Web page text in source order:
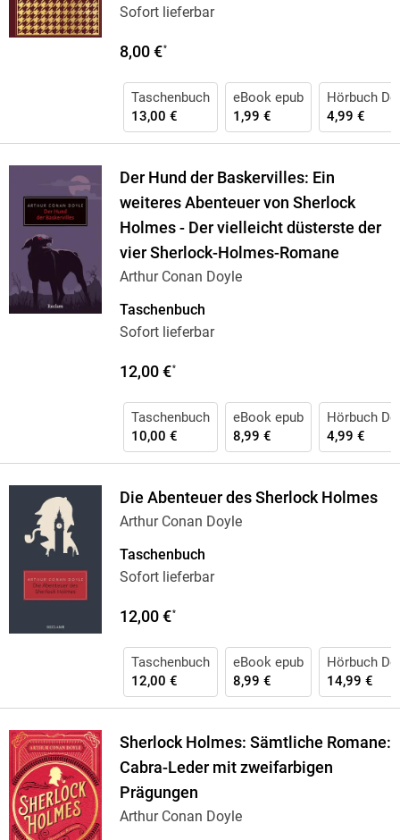
Sofort lieferbar
8,00 €*
Taschenbuch
13,00 €
eBook epub
1,99 €
Hörbuch
4,99 €
Der Hund der Baskervilles: Ein
weiteres Abenteuer von Sherlock
Holmes - Der vielleicht düsterste der
vier Sherlock-Holmes-Romane
Arthur Conan Doyle
Taschenbuch
Sofort lieferbar
12,00 €*
Taschenbuch
10,00 €
eBook epub
8,99 €
Hörbuch
4,99 €
Die Abenteuer des Sherlock Holmes
Arthur Conan Doyle
Taschenbuch
Sofort lieferbar
12,00 €*
Taschenbuch
12,00 €
eBook epub
8,99 €
Hörbuch
14,99 €
Sherlock Holmes: Sämtliche Romane:
Cabra-Leder mit zweifarbigen
Prägungen
Arthur Conan Doyle